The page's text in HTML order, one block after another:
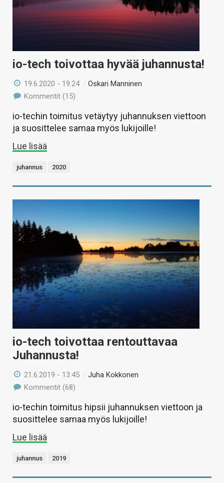
io-tech toivottaa hyvää juhannusta!
19.6.2020 - 19:24 /Oskari Manninen
Kommentit (15)
io-techin toimitus vetäytyy juhannuksen viettoon
ja suosittelee samaa myös lukijoille!
Lue lisää
juhannus 2020
io-tech toivottaa rentouttavaa
Juhannusta!
21.6.2019 - 13:45 /Juha Kokkonen
Kommentit (68)
io-techin toimitus hipsii juhannuksen viettoon ja
suosittelee samaa myös lukijoille!
Lue lisää
juhannus 2019